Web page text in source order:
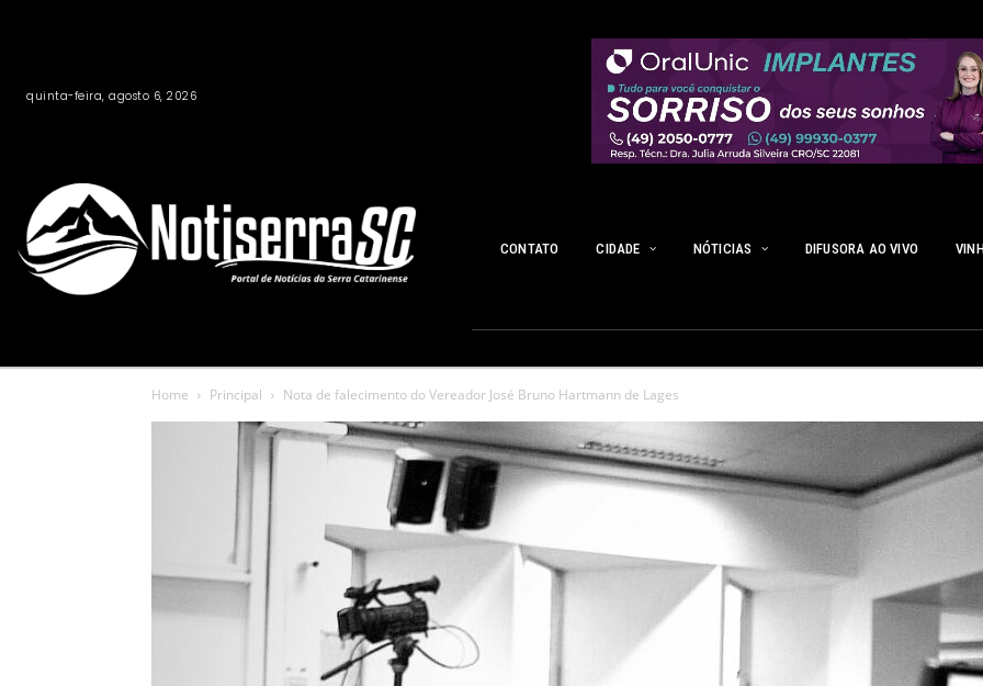
quinta-feira, agosto 6, 2026
CONTATO CIDADE NÓTICIAS DIFUSORA AO VIVO
Home Principal Nota de falecimento do Vereador José Bruno Hartmann de Lages